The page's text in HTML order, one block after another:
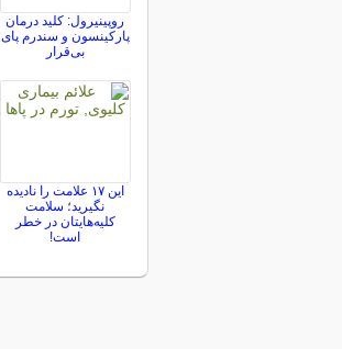
روپینیرول: کلید درمان
پارکینسون و سندرم پای
بی‌قرار
این ۱۷ علامت را نادیده
نگیرید؛ سلامت
کلیه‌هایتان در خطر
است!